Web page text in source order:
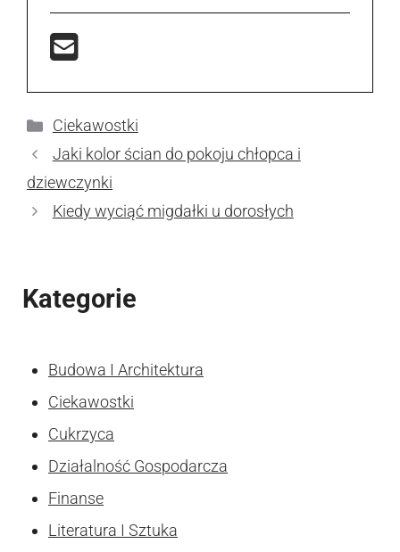
Kategorie
Ciekawostki
Jaki kolor ścian do pokoju chłopca i
dziewczynki
Kiedy wyciąć migdałki u dorosłych
Kategorie
Budowa I Architektura
Ciekawostki
Cukrzyca
Działalność Gospodarcza
Finanse
Literatura I Sztuka